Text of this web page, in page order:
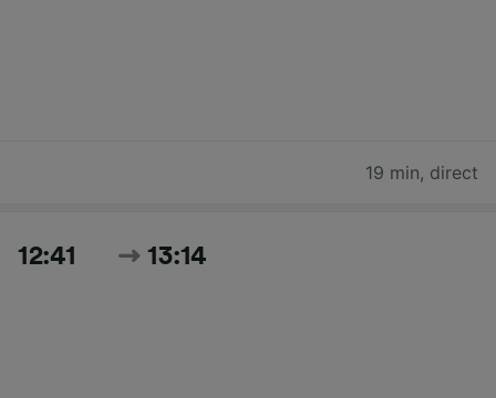
19 min, direct
12:41 13:14